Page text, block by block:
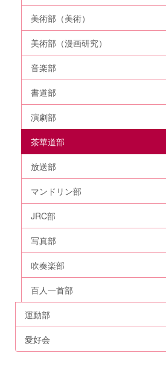
美術部（美術）
美術部（漫画研究）
音楽部
書道部
演劇部
茶華道部
放送部
マンドリン部
JRC部
写真部
吹奏楽部
百人一首部
運動部
愛好会